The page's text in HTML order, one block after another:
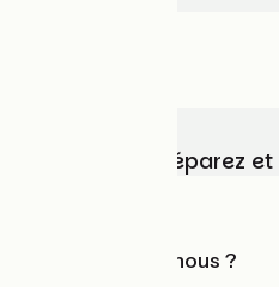
Choisissez, préparez
Qui sommes-nous ?